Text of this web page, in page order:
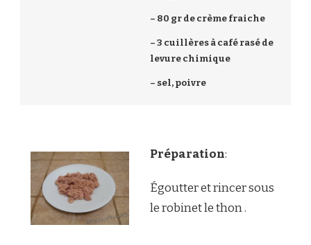
– 80 gr de crème fraiche
– 3 cuillères à café rasé de
levure chimique
– sel, poivre
Préparation:
Égoutter et rincer sous
le robinet le thon .